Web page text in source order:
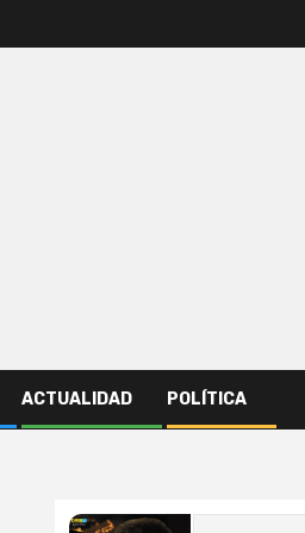
ACTUALIDAD POLÍTICA